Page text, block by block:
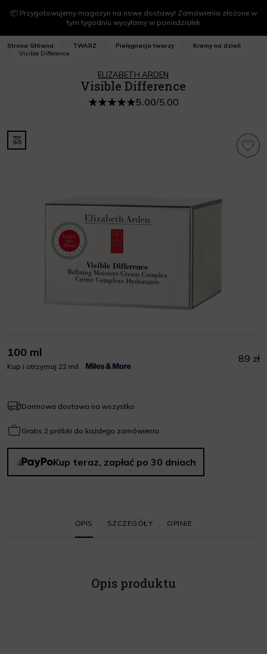
📦 Przygotowujemy magazyn na nowe dostawy! Zamówienia złożone w
tym tygodniu wysyłamy w poniedziałek
Strona Główna TWARZ Pielęgnacja twarzy
Kremy na dzień
Visible Difference
ELIZABETH ARDEN
Visible Difference
5.00/5.00
100 ml
Kup i otrzymaj 22 mil
89 zł
Darmowa dostawa na wszystko
Gratis 2 próbki do każdego zamówienia
Kup teraz, zapłać po 30 dniach
OPIS SZCZEGÓŁY OPINIE
Opis produktu